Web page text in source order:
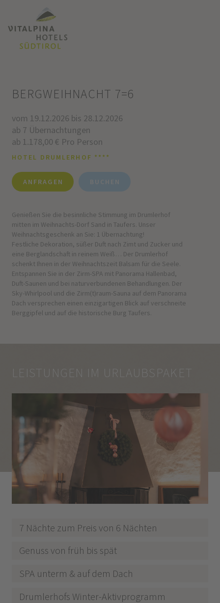
BERGWEIHNACHT 7=6
vom 19.12.2026 bis 28.12.2026
ab 7 Übernachtungen
ab 1.178,00 € Pro Person
HOTEL DRUMLERHOF ****
ANFRAGEN BUCHEN
Genießen Sie die besinnliche Stimmung im Drumlerhof
mitten im Weihnachts-Dorf Sand in Taufers. Unser
Weihnachtsgeschenk an Sie: 1 Übernachtung!
Festliche Dekoration, süßer Duft nach Zimt und Zucker und
eine Berglandschaft in reinem Weiß… Der Drumlerhof
schenkt Ihnen in der Weihnachtszeit Balsam für die Seele.
Entspannen Sie in der Zirm-SPA mit Panorama Hallenbad,
Duft-Saunen und bei naturverbundenen Behandlungen. Der
Sky-Whirlpool und die Zirm(t)raum-Sauna auf dem Panorama
Dach versprechen einen einzigartigen Blick auf verschneite
Berggipfel und auf die historische Burg Taufers.
LEISTUNGEN IM URLAUBSPAKET
7 Nächte zum Preis von 6 Nächten
Genuss von früh bis spät
SPA unterm & auf dem Dach
Drumlerhofs Winter-Aktivprogramm